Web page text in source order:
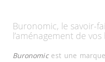
Buronomic, le savoir-
l’aménagement de
Buronomicest une